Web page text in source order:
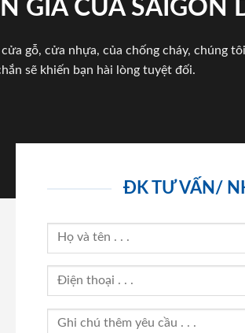
GIA CỦA SAIGON
gỗ, cửa nhựa, của chống cháy, chúng
sẽ khiến bạn hài lòng tuyệt đối.
ĐK TƯ VẤN/